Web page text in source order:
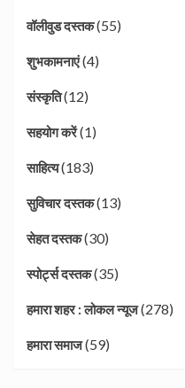
वॉलीवुड दस्तक(55)
शुभकामनाएं(4)
संस्कृति(12)
सहयोग करें(1)
साहित्य(183)
सुविचार दस्तक(13)
सेहत दस्तक(30)
स्पोर्ट्स दस्तक(35)
हमारा शहर : लोकल न्यूज(278)
हमारा समाज(59)